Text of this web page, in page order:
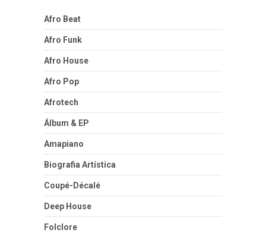
Afro Beat
Afro Funk
Afro House
Afro Pop
Afrotech
Álbum & EP
Amapiano
Biografia Artística
Coupé-Décalé
Deep House
Folclore